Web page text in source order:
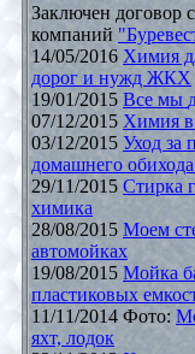
Заключен договор
компаний
14/05/2016 Химия для
дорог и нужд ЖКХ
19/01/2015
07/12/2015 Химия
03/12/2015 Уход за предметами
домашнего
29/11/2015 Стирка
химика
28/08/2015 Моем стены на
автомойках
19/08/2015 Мойка бассейнов и
пластиковых
11/11/2014 Фото:
яхт, лодок